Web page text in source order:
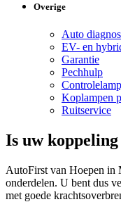
Overige
Auto
EV- en
Garantie
Pechhulp
Koplampen
Ruitservice
Is uw
AutoFirst van Hoepen
onderdelen. U bent dus
met goede